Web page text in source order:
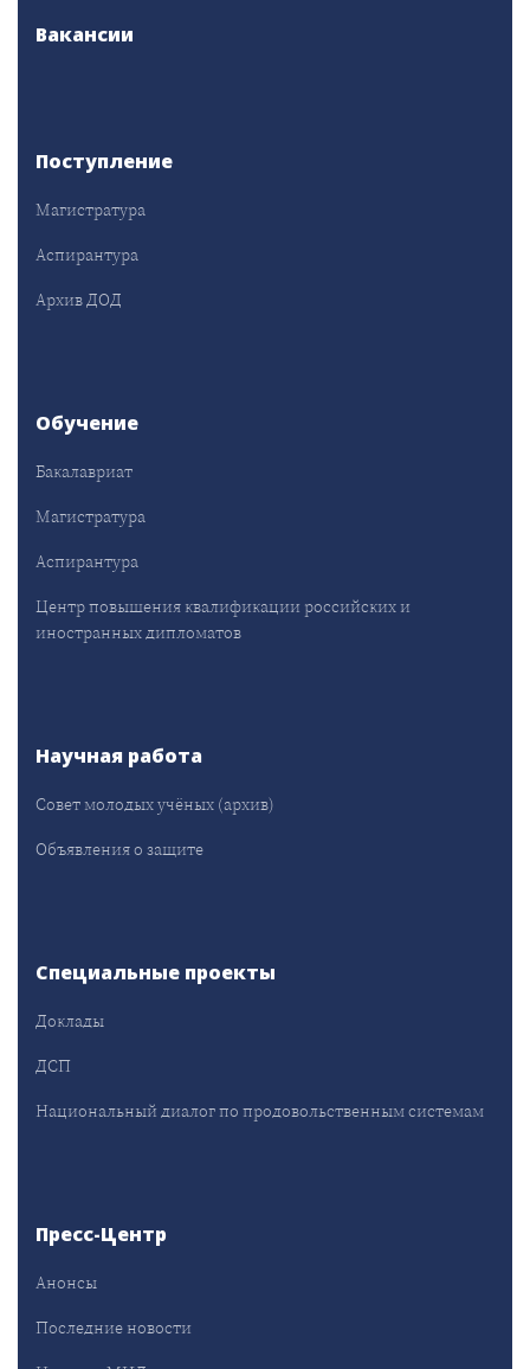
Вакансии
Поступление
Магистратура
Аспирантура
Архив ДОД
Обучение
Бакалавриат
Магистратура
Аспирантура
Центр повышения квалификации российских и
иностранных дипломатов
Научная работа
Совет молодых учёных (архив)
Объявления о защите
Специальные проекты
Доклады
ДСП
Национальный диалог по продовольственным системам
Пресс-Центр
Анонсы
Последние новости